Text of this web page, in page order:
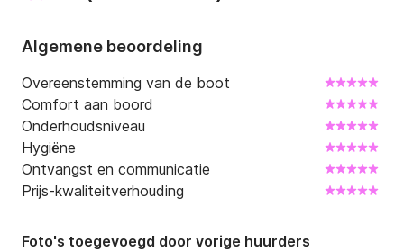
Boot is gelegen in Split, in marina Zenta, 10 minuten
lopen van het centrum.
Een aantal aantrekkelijke locaties waar we meestal
naartoe gaan zijn Hvar, Blue Cave, Bol, Blue Lagoon,
Komiza ... Met deze speedboot kunt u zelfs meer
dan één locatie op één dag afleggen.
Algemene beoordeling
Overeenstemming van de boot
Comfort aan boord
Onderhoudsniveau
Hygiëne
Ontvangst en communicatie
Prijs-kwaliteitverhouding
Foto's toegevoegd door vorige huurders